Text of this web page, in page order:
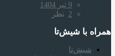
9 تیر 1404
2 نظر
همراه‌ با شیش‌تا
شیش‌تا